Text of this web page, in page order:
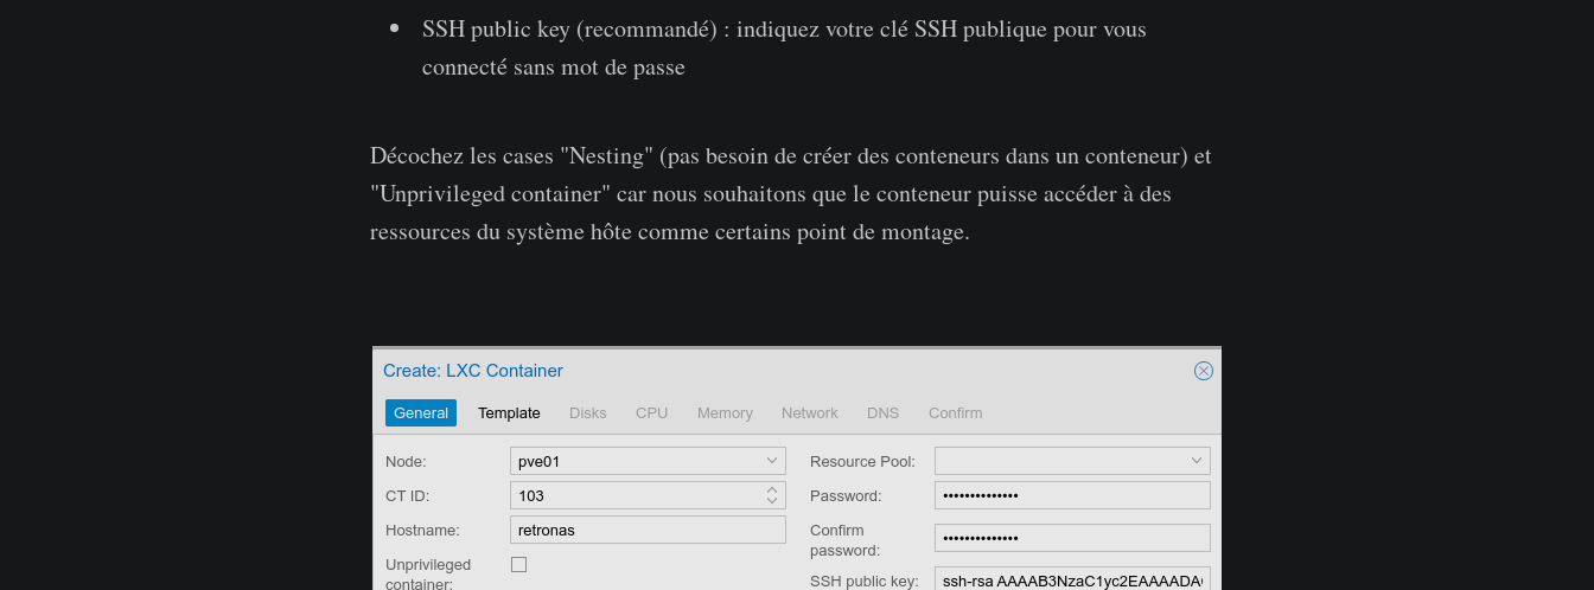
SSH public key (recommandé) : indiquez votre clé SSH publique pour vous
connecté sans mot de passe
Décochez les cases "Nesting" (pas besoin de créer des conteneurs dans un conteneur) et
"Unprivileged container" car nous souhaitons que le conteneur puisse accéder à des
ressources du système hôte comme certains point de montage.